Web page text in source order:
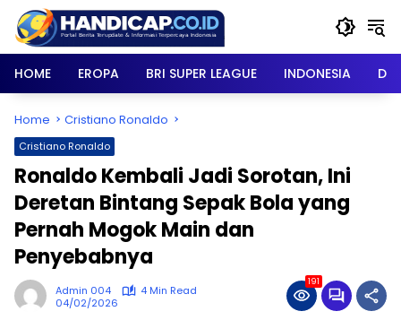
content
HOME
EROPA BRI SUPER LEAGUE INDONESIA
Home Cristiano Ronaldo
Cristiano Ronaldo
Ronaldo Kembali Jadi Sorotan, Ini
Deretan Bintang Sepak Bola yang
Pernah Mogok Main dan
Penyebabnya
Admin 004
4 Min Read
04/02/2026
191